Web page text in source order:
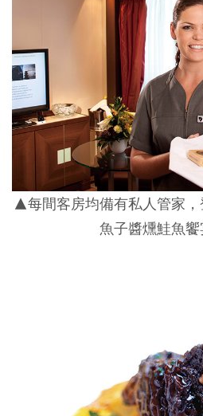
▲每間客房均備有私人管家，
魚子醬燻鮭魚饗